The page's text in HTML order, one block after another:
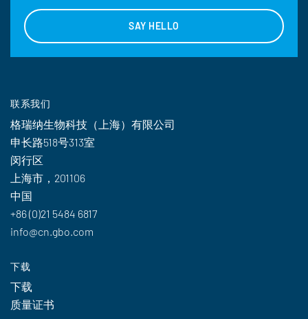
SAY HELLO
联系我们
格瑞纳生物科技（上海）有限公司
申长路518号313室
闵行区
上海市，201106
中国
+86 (0)21 5484 6817
info@cn.gbo.com
下载
下载
质量证书